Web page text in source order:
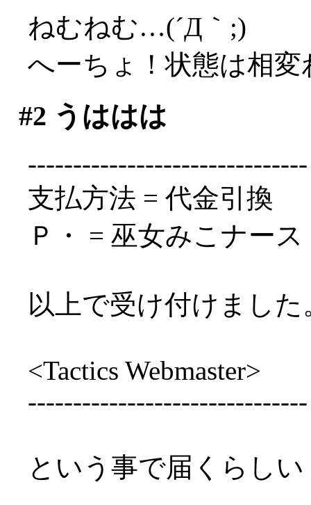
ねむねむ…(´Д｀;)
へーちょ！状態は相
#2 うははは
-------------------------------
支払方法 = 代金引換
Ｐ・ = 巫女みこナー
以上で受け付けまし
<Tactics Webmaster>
-------------------------------
という事で届くらし